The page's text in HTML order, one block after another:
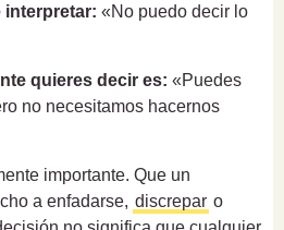
interpretar: «No puedo decir lo
quieres decir es: «Puedes
no necesitamos hacernos
importante. Que un
a enfadarse, discrepar o